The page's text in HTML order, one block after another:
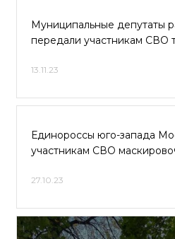
Муниципальные депутаты
передали участникам СВО
13.11.23
Единороссы юго-запада
участникам СВО
27.10.23